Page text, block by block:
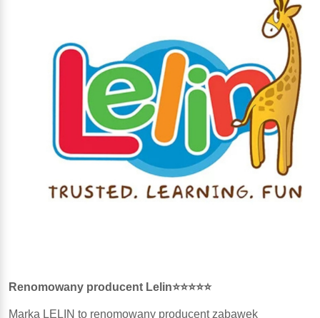
Renomowany producent Lelin⭐⭐⭐⭐⭐
Marka LELIN to renomowany producent zabawek